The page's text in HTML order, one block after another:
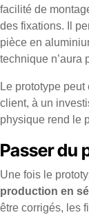
facilité de
des fixations. Il
pièce en
technique n’aura
Le prototype
client, à un
physique rend le
Passer du
Une fois le
production en
être corrigés, les